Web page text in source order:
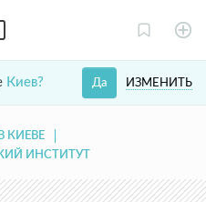
Киев? ИЗМЕНИТЬ
Да
КИЕВЕ
ИНСТИТУТ